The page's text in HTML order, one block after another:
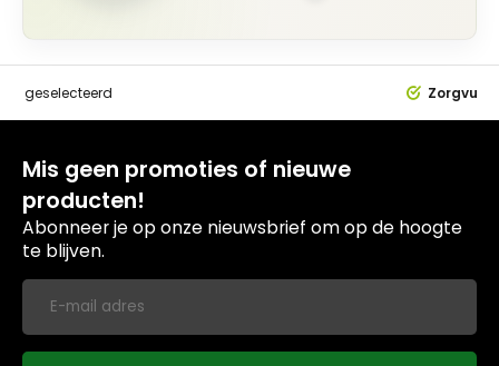
geselecteerd
Mis geen promoties of nieuwe
producten!
Abonneer je op onze nieuwsbrief om op de hoogte
te blijven.